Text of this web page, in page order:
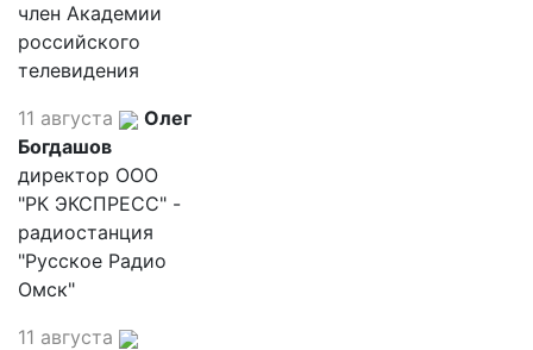
член Академии
российского
телевидения
11 августа
Олег
Богдашов
директор ООО
"РК ЭКСПРЕСС" -
радиостанция
"Русское Радио
Омск"
11 августа